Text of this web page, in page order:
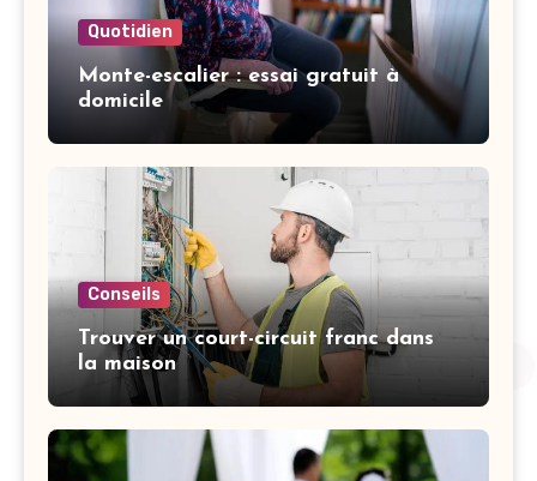
Quotidien
Monte-escalier : essai gratuit à
domicile
Conseils
Trouver un court-circuit franc dans
la maison